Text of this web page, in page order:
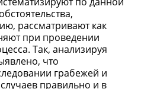
рассматривают как
при проведении
Так, анализируя
что
грабежей и
правильно и в